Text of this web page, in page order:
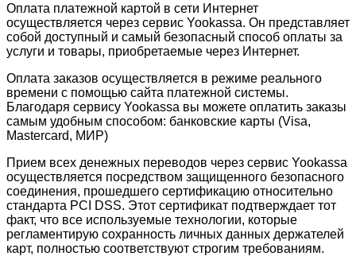
Оплата платежной картой в сети Интернет
осуществляется через сервис Yookassa. Он представляет
собой доступный и самый безопасный способ оплаты за
услуги и товары, приобретаемые через Интернет.
Оплата заказов осуществляется в режиме реального
времени с помощью сайта платежной системы.
Благодаря сервису Yookassa вы можете оплатить заказы
самым удобным способом: банковские карты (Visa,
Mastercard, МИР)
Прием всех денежных переводов через сервис Yookassa
осуществляется посредством защищенного безопасного
соединения, прошедшего сертификацию относительно
стандарта PCI DSS. Этот сертификат подтверждает тот
факт, что все используемые технологии, которые
регламентирую сохранность личных данных держателей
карт, полностью соответствуют строгим требованиям.